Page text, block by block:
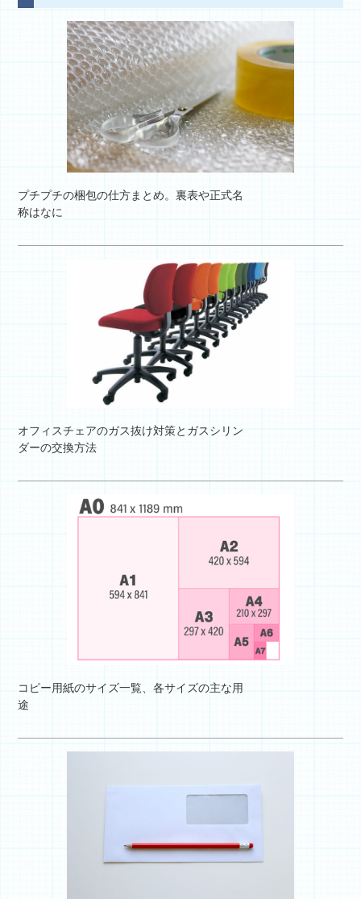
プチプチの梱包の仕方まとめ。裏表や正式名
称はなに
オフィスチェアのガス抜け対策とガスシリン
ダーの交換方法
コピー用紙のサイズ一覧、各サイズの主な用
途